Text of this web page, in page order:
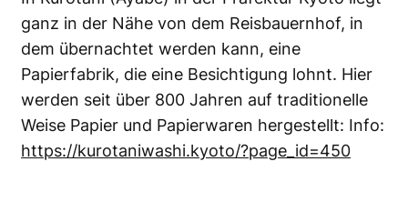
ganz in der Nähe von dem Reisbauernhof, in
dem übernachtet werden kann, eine
Papierfabrik, die eine Besichtigung lohnt. Hier
werden seit über 800 Jahren auf traditionelle
Weise Papier und Papierwaren hergestellt: Info:
https://kurotaniwashi.kyoto/?page_id=450